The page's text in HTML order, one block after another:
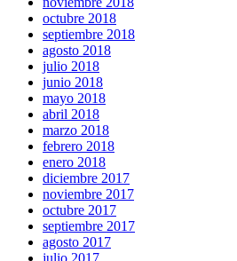
octubre 2018
septiembre 2018
agosto 2018
julio 2018
junio 2018
mayo 2018
abril 2018
marzo 2018
febrero 2018
enero 2018
diciembre 2017
noviembre 2017
octubre 2017
septiembre 2017
agosto 2017
julio 2017